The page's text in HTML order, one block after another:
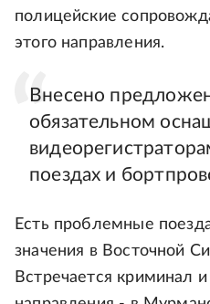
полицейские
этого направления.
Внесено
обязательном
поездах и
Есть проблемные
значения в Восточной
Встречается криминал